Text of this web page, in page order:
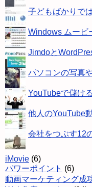
子どもばかりで
Windows ムービ
Jimdoと
パソコンの写真
YouTubeで儲け
他人のYouTube
会社をつぶす12
iMovie (6)
パワーポイント (6)
動画マーケティング成